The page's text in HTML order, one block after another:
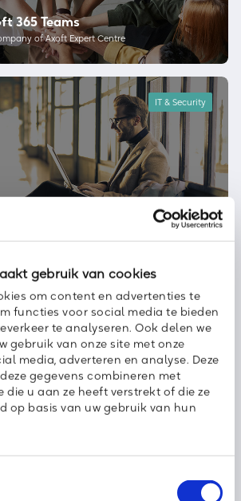
gebruik van cookies
om content en advertenties te
functies voor social media te bieden
te analyseren. Ook delen we
gebruik van onze site met onze
media, adverteren en analyse. Deze
gegevens combineren met
u aan ze heeft verstrekt of die ze
op basis van uw gebruik van hun
365 Teams
of Axoft Expert Centre
IT & Security
Online Training
Telecom
Telefonie